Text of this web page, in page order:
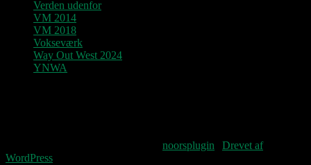
Verden udenfor
VM 2014
VM 2018
Vokseværk
Way Out West 2024
YNWA
noorsplugin
Drevet af
WordPress